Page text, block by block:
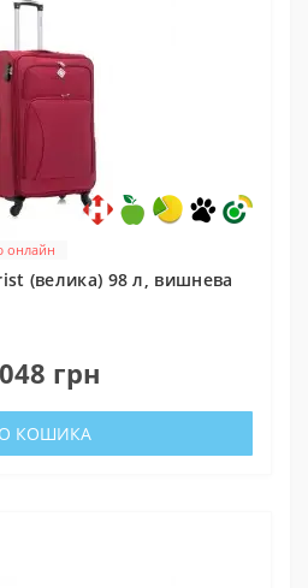
онлайн
(велика) 98 л, вишнева
грн
КОШИКА